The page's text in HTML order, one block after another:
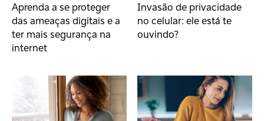
Aprenda a se proteger
das ameaças digitais e a
ter mais segurança na
internet
Invasão de privacidade
no celular: ele está te
ouvindo?